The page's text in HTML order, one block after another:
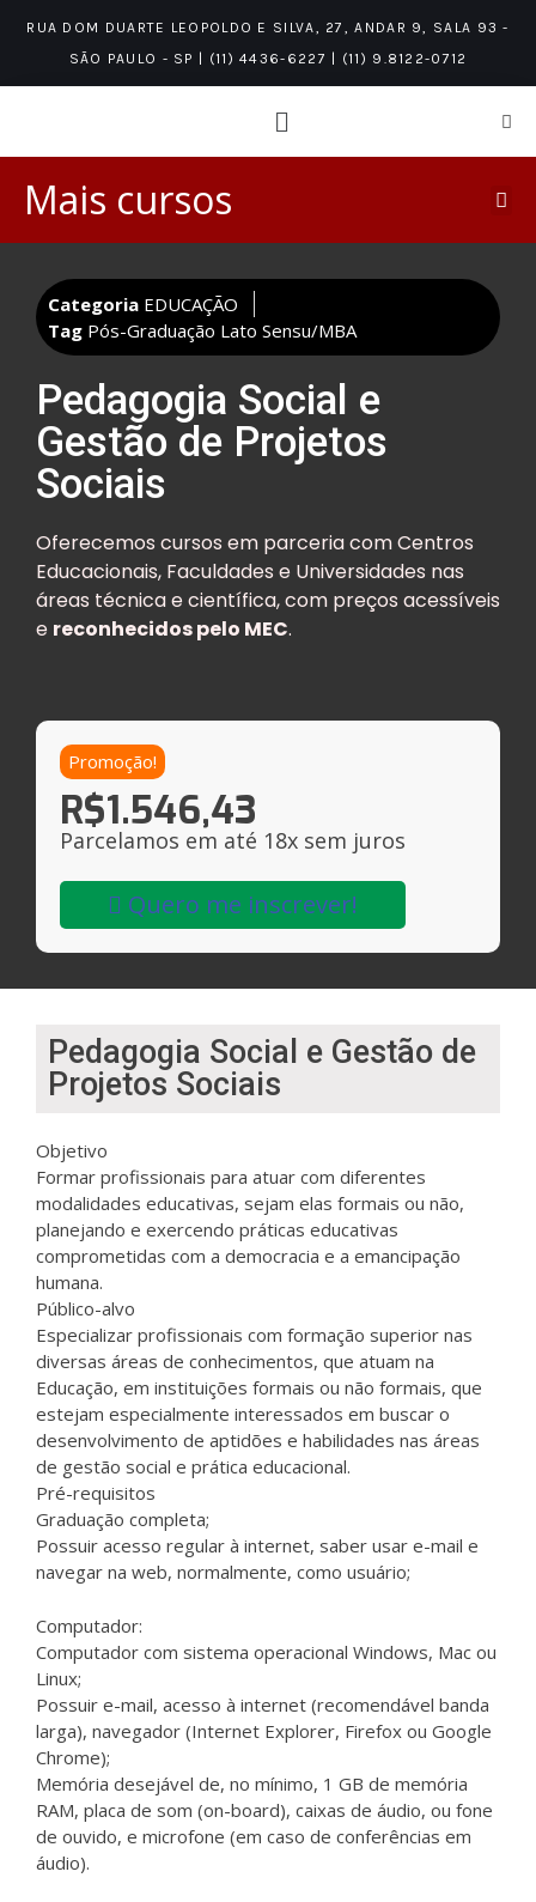
RUA DOM DUARTE LEOPOLDO E SILVA, 27, ANDAR 9, SALA 93 -
SÃO PAULO - SP | (11) 4436-6227 | (11) 9.8122-0712
Mais cursos
Categoria EDUCAÇÃO
Tag Pós-Graduação Lato Sensu/MBA
Pedagogia Social e
Gestão de Projetos
Sociais
Oferecemos cursos em parceria com Centros
Educacionais, Faculdades e Universidades nas
áreas técnica e científica, com preços acessíveis
e reconhecidos pelo MEC.
Promoção!
R$1.546,43
Parcelamos em até 18x sem juros
Quero me inscrever!
Pedagogia Social e Gestão de
Projetos Sociais
Objetivo
Formar profissionais para atuar com diferentes
modalidades educativas, sejam elas formais ou não,
planejando e exercendo práticas educativas
comprometidas com a democracia e a emancipação
humana.
Público-alvo
Especializar profissionais com formação superior nas
diversas áreas de conhecimentos, que atuam na
Educação, em instituições formais ou não formais, que
estejam especialmente interessados em buscar o
desenvolvimento de aptidões e habilidades nas áreas
de gestão social e prática educacional.
Pré-requisitos
Graduação completa;
Possuir acesso regular à internet, saber usar e-mail e
navegar na web, normalmente, como usuário;
Computador:
Computador com sistema operacional Windows, Mac ou
Linux;
Possuir e-mail, acesso à internet (recomendável banda
larga), navegador (Internet Explorer, Firefox ou Google
Chrome);
Memória desejável de, no mínimo, 1 GB de memória
RAM, placa de som (on-board), caixas de áudio, ou fone
de ouvido, e microfone (em caso de conferências em
áudio).